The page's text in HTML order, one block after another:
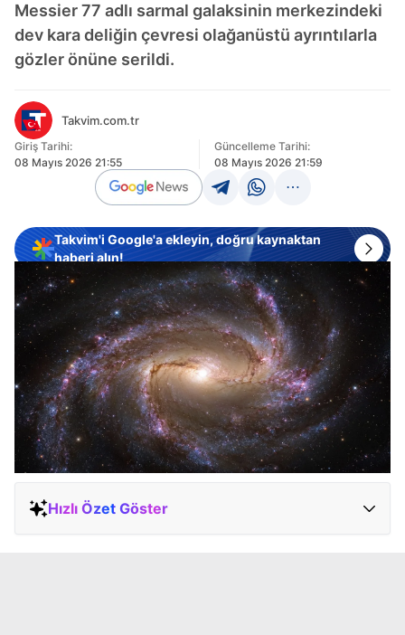
Messier 77 adlı sarmal galaksinin merkezindeki
dev kara deliğin çevresi olağanüstü ayrıntılarla
gözler önüne serildi.
Takvim.com.tr
Giriş Tarihi:
08 Mayıs 2026 21:55
Güncelleme Tarihi:
08 Mayıs 2026 21:59
Takvim'i Google'a ekleyin, doğru kaynaktan
haberi alın!
Hızlı Özet Göster